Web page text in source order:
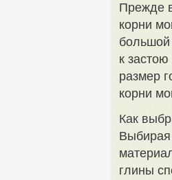
Прежде
корни
большой
к
размер
корни
Как
Выбирая
глины